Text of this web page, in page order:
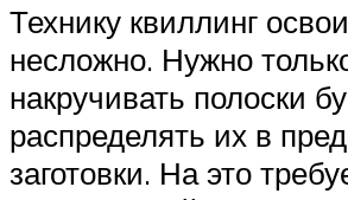
Технику квиллинг
несложно. Нужно
накручивать полоски
распределять их в
заготовки. На это